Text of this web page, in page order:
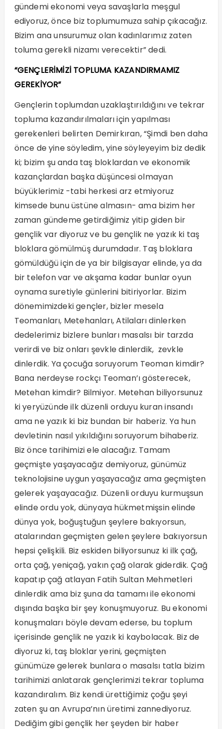
gündemi ekonomi veya savaşlarla meşgul
ediyoruz, önce biz toplumumuza sahip çıkacağız.
Bizim ana unsurumuz olan kadınlarımız zaten
toluma gerekli nizamı verecektir” dedi.
“GENÇLERİMİZİ TOPLUMA KAZANDIRMAMIZ
GEREKİYOR”
Gençlerin toplumdan uzaklaştırıldığını ve tekrar
topluma kazandırılmaları için yapılması
gerekenleri belirten Demirkıran, “Şimdi ben daha
önce de yine söyledim, yine söyleyeyim biz dedik
ki; bizim şu anda taş bloklardan ve ekonomik
kazançlardan başka düşüncesi olmayan
büyüklerimiz -tabi herkesi arz etmiyoruz
kimsede bunu üstüne almasın- ama bizim her
zaman gündeme getirdiğimiz yitip giden bir
gençlik var diyoruz ve bu gençlik ne yazık ki taş
bloklara gömülmüş durumdadır. Taş bloklara
gömüldüğü için de ya bir bilgisayar elinde, ya da
bir telefon var ve akşama kadar bunlar oyun
oynama suretiyle günlerini bitiriyorlar. Bizim
dönemimizdeki gençler, bizler mesela
Teomanları, Metehanları, Atilaları dinlerken
dedelerimiz bizlere bunları masalsı bir tarzda
verirdi ve biz onları şevkle dinlerdik, zevkle
dinlerdik. Ya çocuğa soruyorum Teoman kimdir?
Bana nerdeyse rockçı Teoman’ı gösterecek,
Metehan kimdir? Bilmiyor. Metehan biliyorsunuz
ki yeryüzünde ilk düzenli orduyu kuran insandı
ama ne yazık ki biz bundan bir haberiz. Ya hun
devletinin nasıl yıkıldığını soruyorum bihaberiz.
Biz önce tarihimizi ele alacağız. Tamam
geçmişte yaşayacağız demiyoruz, günümüz
teknolojisine uygun yaşayacağız ama geçmişten
gelerek yaşayacağız. Düzenli orduyu kurmuşsun
elinde ordu yok, dünyaya hükmetmişsin elinde
dünya yok, boğuştuğun şeylere bakıyorsun,
atalarından geçmişten gelen şeylere bakıyorsun
hepsi çelişkili. Biz eskiden biliyorsunuz ki ilk çağ,
orta çağ, yeniçağ, yakın çağ olarak giderdik. Çağ
kapatıp çağ atlayan Fatih Sultan Mehmetleri
dinlerdik ama biz şuna da tamamı ile ekonomi
dışında başka bir şey konuşmuyoruz. Bu ekonomi
konuşmaları böyle devam ederse, bu toplum
içerisinde gençlik ne yazık ki kaybolacak. Biz de
diyoruz ki, taş bloklar yerini, geçmişten
günümüze gelerek bunlara o masalsı tatla bizim
tarihimizi anlatarak gençlerimizi tekrar topluma
kazandıralım. Biz kendi ürettiğimiz çoğu şeyi
zaten şu an Avrupa’nın üretimi zannediyoruz.
Dediğim gibi gençlik her şeyden bir haber